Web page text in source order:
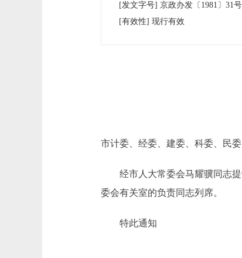
[发文字号] 京政办发 〔1981〕 31号
[有效性] 现行有效
市计委、经委、建委、科委、民
经市人大常委会马耀骥同志提
委会有关室的负责同志列席。
特此通知